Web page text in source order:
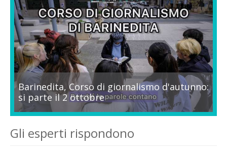
Barinedita, Corso di giornalismo d'autunno:
si parte il 2 ottobre
Gli esperti rispondono